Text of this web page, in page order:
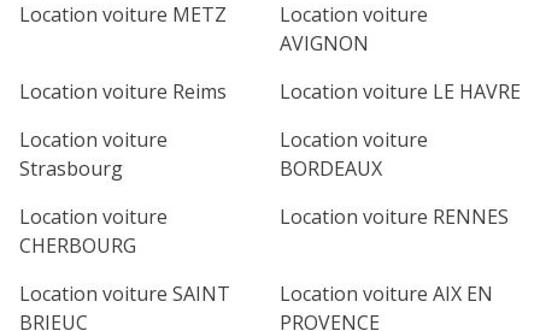
Location voiture METZ
Location voiture
AVIGNON
Location voiture Reims
Location voiture LE HAVRE
Location voiture
Strasbourg
Location voiture
BORDEAUX
Location voiture
CHERBOURG
Location voiture RENNES
Location voiture SAINT
BRIEUC
Location voiture AIX EN
PROVENCE